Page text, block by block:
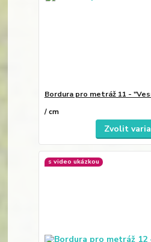
Bordura pro metráž 11 -
/cm
Zvolit
s video ukázkou